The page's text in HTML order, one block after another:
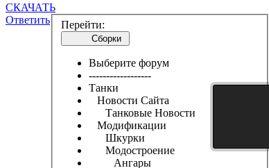
СКАЧАТЬ
Ответить
Перейти:
Сборки
Выберите форум
------------------
Танки
Новости Сайта
Танковые Новости
Модификации
Шкурки
Модостроение
Ангары